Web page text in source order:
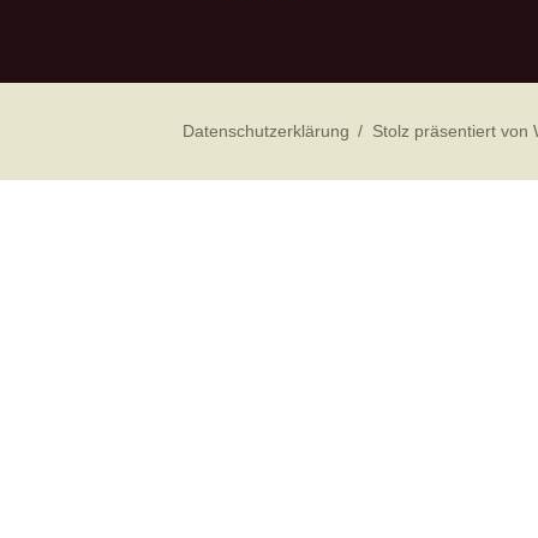
Datenschutzerklärung Stolz präsentiert von